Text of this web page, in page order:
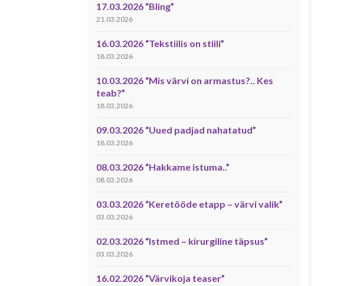
17.03.2026 “Bling”
21.03.2026
16.03.2026 “Tekstiilis on stiili”
18.03.2026
10.03.2026 “Mis värvi on armastus?.. Kes
teab?”
18.03.2026
09.03.2026 “Uued padjad nahatatud”
18.03.2026
08.03.2026 “Hakkame istuma..”
08.03.2026
03.03.2026 “Keretööde etapp – värvi valik”
03.03.2026
02.03.2026 “Istmed – kirurgiline täpsus”
03.03.2026
16.02.2026 “Värvikoja teaser”